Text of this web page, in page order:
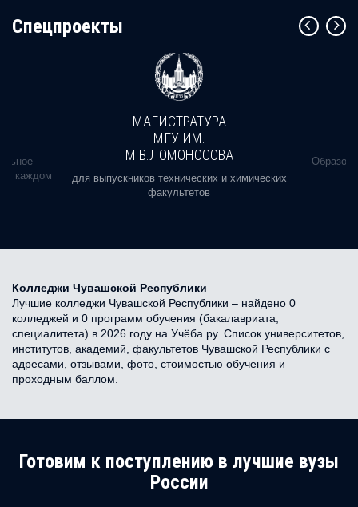
Cпецпроекты
в каждом
МАГИСТРАТУРА
МГУ ИМ.
М.В.ЛОМОНОСОВА
для выпускников технических и химических
факультетов
Колледжи Чувашской Республики
Лучшие колледжи Чувашской Республики – найдено 0
колледжей и 0 программ обучения (бакалавриата,
специалитета) в 2026 году на Учёба.ру. Список университетов,
институтов, академий, факультетов Чувашской Республики с
адресами, отзывами, фото, стоимостью обучения и
проходным баллом.
Готовим к поступлению в лучшие вузы
России